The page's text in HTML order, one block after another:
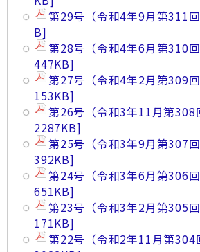
第29号（令和4年9月第311回
B]
第28号（令和4年6月第310回
447KB]
第27号（令和4年2月第309回
153KB]
第26号（令和3年11月第308
2287KB]
第25号（令和3年9月第307回
392KB]
第24号（令和3年6月第306回
651KB]
第23号（令和3年2月第305回
171KB]
第22号（令和2年11月第304